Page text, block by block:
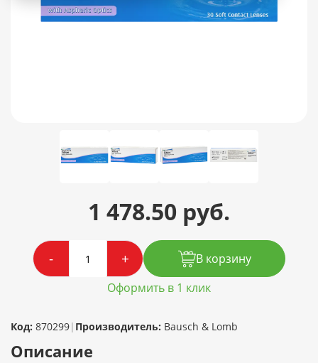
1 478.50 руб.
- +
В корзину
Оформить в 1 клик
Код: 870299| Производитель: Bausch & Lomb
Описание